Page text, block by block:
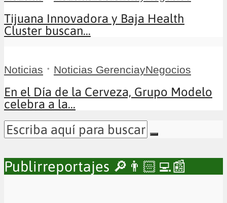
Tijuana Innovadora y Baja Health
Cluster buscan...
Noticias • Noticias GerenciayNegocios
En el Día de la Cerveza, Grupo Modelo
celebra a la...
Publirreportajes 🔎👨🏻‍💻📰